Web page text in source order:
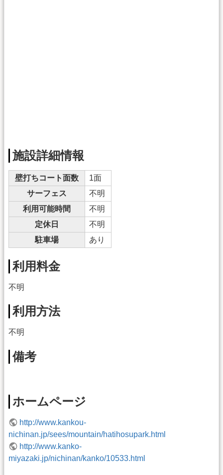
施設詳細情報
壁打ちコート面数
1面
サーフェス
不明
利用可能時間
不明
定休日
不明
駐車場
あり
利用料金
不明
利用方法
不明
備考
ホームページ
http://www.kankou-
nichinan.jp/sees/mountain/hatihosupark.html
http://www.kanko-
miyazaki.jp/nichinan/kanko/10533.html